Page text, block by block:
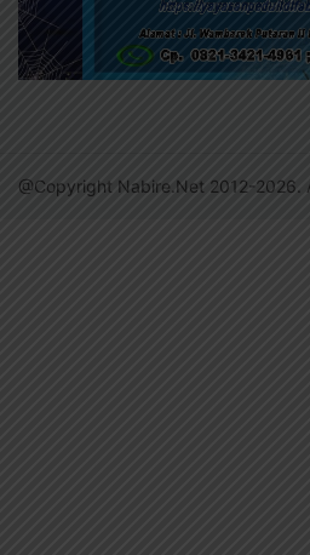
@Copyright Nabire.Net 2012-2026.